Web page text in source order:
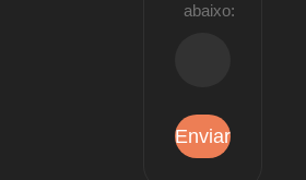
abaixo: